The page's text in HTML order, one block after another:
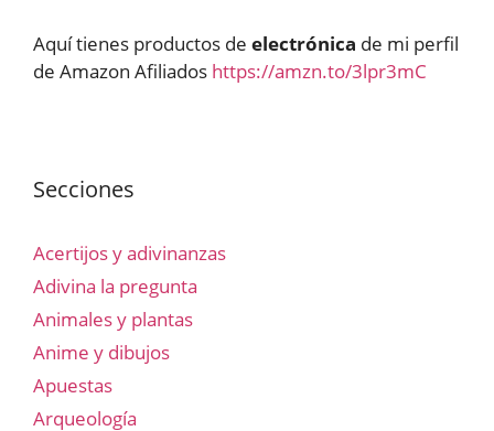
Aquí tienes productos de electrónica de mi perfil
de Amazon Afiliados https://amzn.to/3lpr3mC
Secciones
Acertijos y adivinanzas
Adivina la pregunta
Animales y plantas
Anime y dibujos
Apuestas
Arqueología